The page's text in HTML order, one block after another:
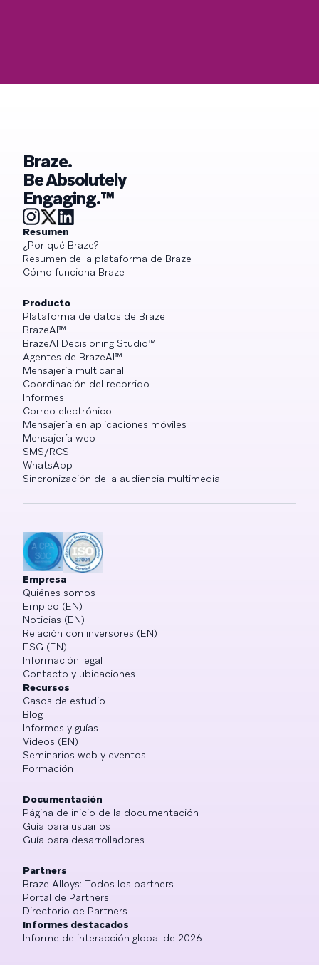
Braze.
Be Absolutely
Engaging.™
Resumen
¿Por qué Braze?
Resumen de la plataforma de Braze
Cómo funciona Braze
Producto
Plataforma de datos de Braze
BrazeAI™
BrazeAI Decisioning Studio™
Agentes de BrazeAI™
Mensajería multicanal
Coordinación del recorrido
Informes
Correo electrónico
Mensajería en aplicaciones móviles
Mensajería web
SMS/RCS
WhatsApp
Sincronización de la audiencia multimedia
Empresa
Quiénes somos
Empleo (EN)
Noticias (EN)
Relación con inversores (EN)
ESG (EN)
Información legal
Contacto y ubicaciones
Recursos
Casos de estudio
Blog
Informes y guías
Videos (EN)
Seminarios web y eventos
Formación
Documentación
Página de inicio de la documentación
Guía para usuarios
Guía para desarrolladores
Partners
Braze Alloys: Todos los partners
Portal de Partners
Directorio de Partners
Informes destacados
Informe de interacción global de 2026